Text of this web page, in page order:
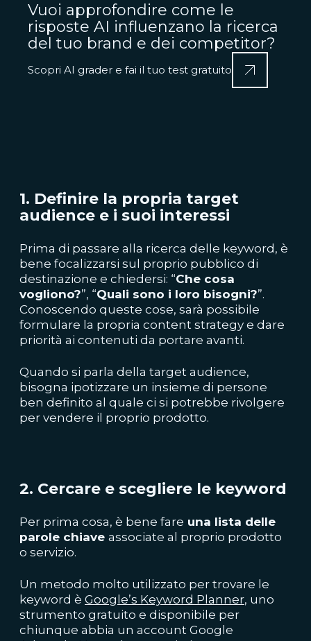
Vuoi approfondire come le
risposte AI influenzano la ricerca
del tuo brand e dei competitor?
Scopri AI grader e fai il tuo test gratuito
1. Definire la propria target
audience e i suoi interessi
Prima di passare alla ricerca delle keyword, è
bene focalizzarsi sul proprio pubblico di
destinazione e chiedersi: “Che cosa
vogliono?”, “Quali sono i loro bisogni?”.
Conoscendo queste cose, sarà possibile
formulare la propria content strategy e dare
priorità ai contenuti da portare avanti.
Quando si parla della target audience,
bisogna ipotizzare un insieme di persone
ben definito al quale ci si potrebbe rivolgere
per vendere il proprio prodotto.
2. Cercare e scegliere le keyword
Per prima cosa, è bene fare una lista delle
parole chiave associate al proprio prodotto
o servizio.
Un metodo molto utilizzato per trovare le
keyword è Google’s Keyword Planner, uno
strumento gratuito e disponibile per
chiunque abbia un account Google